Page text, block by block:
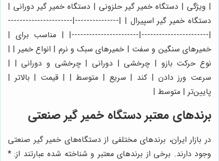
| ویژگی | دستگاه خمیر گیر حلزونی | دستگاه خمیر گیر دورانی |
دستگاه خمیر گیر اسپیرال | |---------------|----------------------
|-----------------------|-----------------------| | مناسب برای |
خمیرهای سنگین و سفت | خمیرهای سبک و نرم | انواع خمیر | |
نوع حرکت بازو | چرخشی | دورانی | چرخشی و دورانی | |
سرعت ورز دادن | کند | سریع | متوسط | | قیمت | بالاتر |
پایین‌تر | متوسط |
برندهای معتبر دستگاه خمیر گیر صنعتی
در بازار ایران، برندهای مختلفی از دستگاه‌های خمیر گیر صنعتی
وجود دارند. برخی از برندهای معتبر و شناخته شده عبارتند از: *